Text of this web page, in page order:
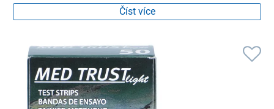
Číst více